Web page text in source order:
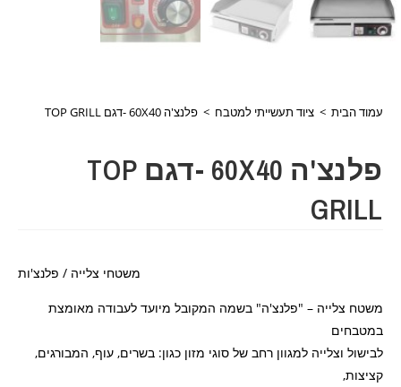
עמוד הבית > ציוד תעשייתי למטבח > פלנצ'ה 60X40 -דגם TOP GRILL
פלנצ'ה 60X40 -דגם TOP
GRILL
משטחי צלייה / פלנצ'ות
משטח צלייה – "פלנצ'ה" בשמה המקובל מיועד לעבודה מאומצת
במטבחים
לבישול וצלייה למגוון רחב של סוגי מזון כגון: בשרים, עוף, המבורגים,
קציצות,